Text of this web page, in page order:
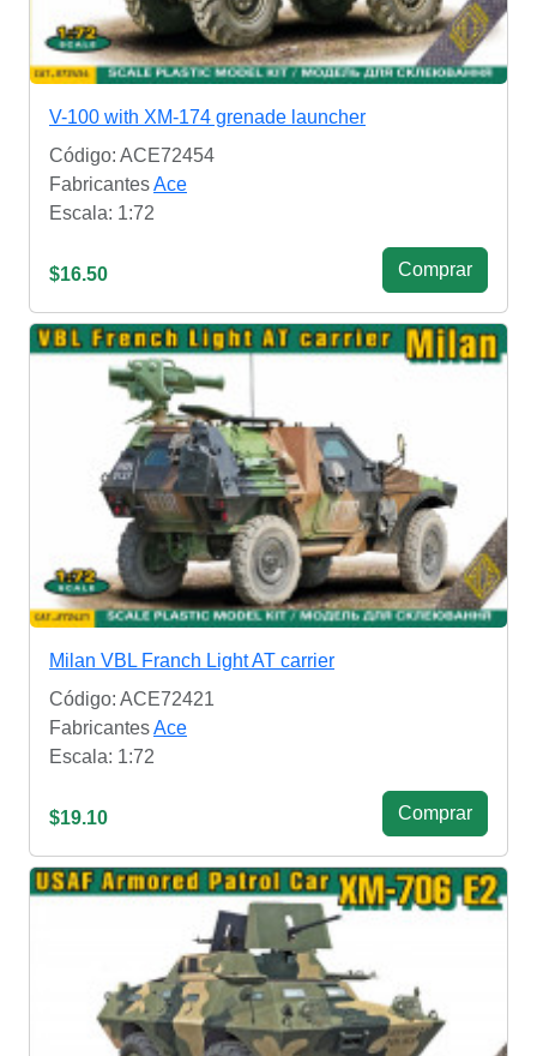
V-100 with XM-174 grenade launcher
Código: ACE72454
FabricantesAce
Escala: 1:72
$16.50 Сomprar
Milan VBL Franch Light AT carrier
Código: ACE72421
FabricantesAce
Escala: 1:72
$19.10 Сomprar